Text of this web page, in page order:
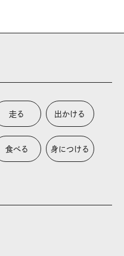
走る 出かける
食べる 身につける